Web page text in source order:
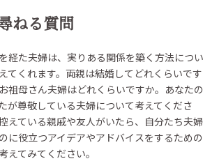
ねる質問
経た夫婦は、実りある関係を築く方法につい
てくれます。両親は結婚してどれくらいです
祖母さん夫婦はどれくらいですか。あなたの
が尊敬している夫婦について考えてくださ
えている親戚や友人がいたら、自分たち夫婦
に役立つアイデアやアドバイスをするための
えてみてください。